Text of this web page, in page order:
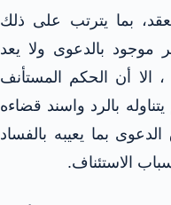
بما يترتب على ذلك
موجود بالدعوى ولا يعد
الا أن الحكم المستأنف
بالرد واسند قضاءه
بما يعيبه بالفساد
الاستئناف.